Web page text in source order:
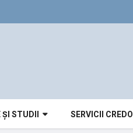
ȘI STUDII SERVICII CREDO